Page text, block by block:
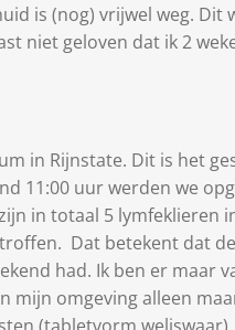
is (nog) vrijwel weg. Dit
niet geloven dat ik 2
in Rijnstate. Dit is het
11:00 uur werden we
in totaal 5 lymfeklieren
Dat betekent dat
had. Ik ben er maar
omgeving alleen